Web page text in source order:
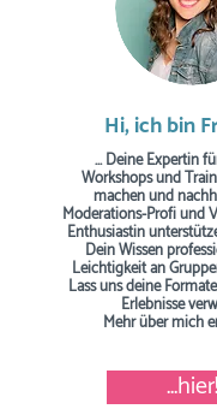
Hi, ich bin
... Deine Expertin
Workshops und
machen und
Moderations-Profi und
Enthusiastin
Dein Wissen
Leichtigkeit an
Lass uns deine
Erlebnisse
Mehr über mich
...hier!